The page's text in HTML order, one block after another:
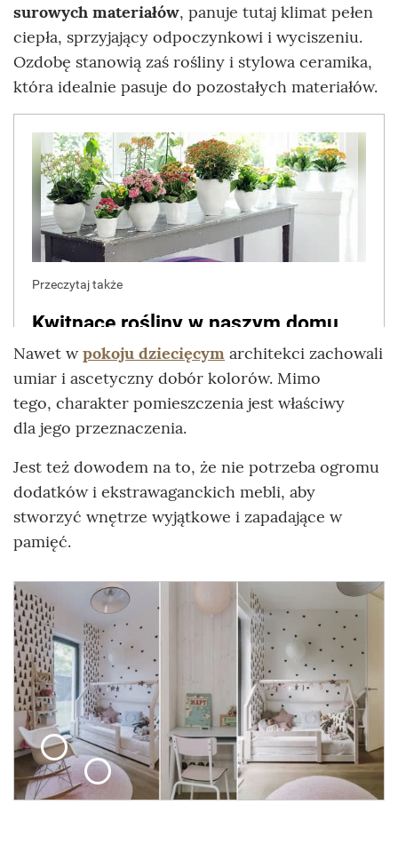
surowych materiałów, panuje tutaj klimat pełen
ciepła, sprzyjający odpoczynkowi i wyciszeniu.
Ozdobę stanowią zaś rośliny i stylowa ceramika,
która idealnie pasuje do pozostałych materiałów.
Nawet wpokoju dziecięcym architekci zachowali
umiar i ascetyczny dobór kolorów. Mimo
tego, charakter pomieszczenia jest właściwy
dla jego przeznaczenia.
Jest też dowodem na to, że nie potrzeba ogromu
dodatków i ekstrawaganckich mebli, aby
stworzyć wnętrze wyjątkowe i zapadające w
pamięć.